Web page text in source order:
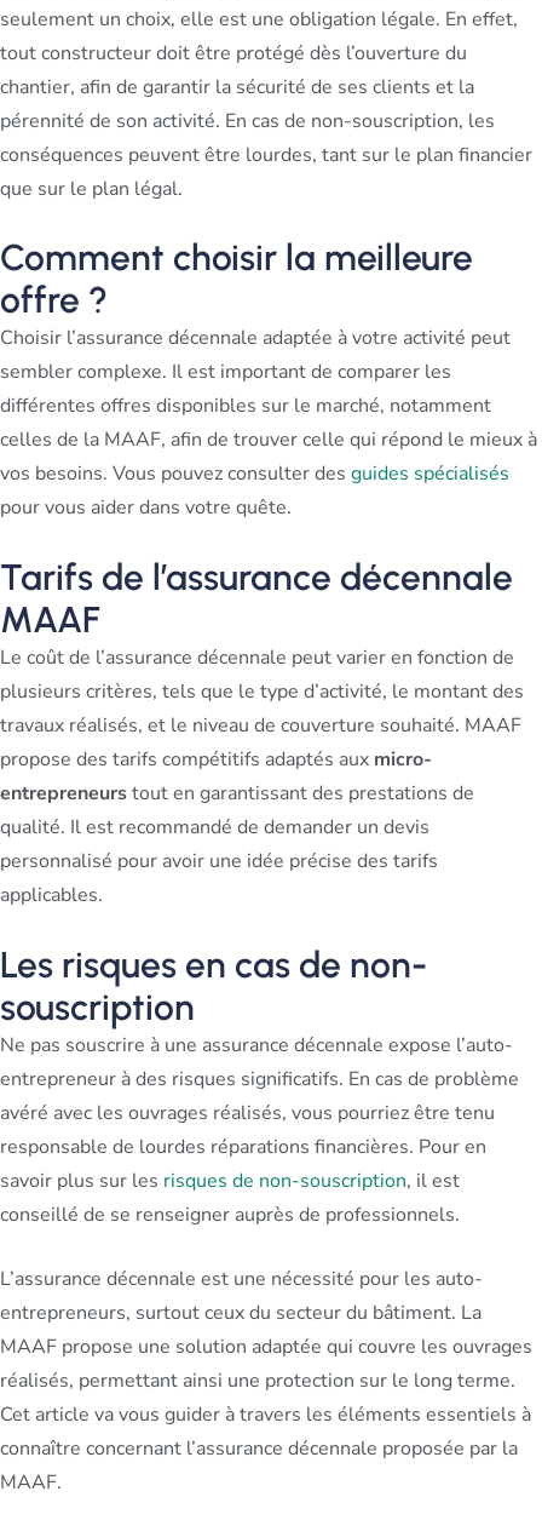
seulement un choix, elle est une obligation légale. En effet,
tout constructeur doit être protégé dès l’ouverture du
chantier, afin de garantir la sécurité de ses clients et la
pérennité de son activité. En cas de non-souscription, les
conséquences peuvent être lourdes, tant sur le plan financier
que sur le plan légal.
Comment choisir la meilleure
offre ?
Choisir l’assurance décennale adaptée à votre activité peut
sembler complexe. Il est important de comparer les
différentes offres disponibles sur le marché, notamment
celles de la MAAF, afin de trouver celle qui répond le mieux à
vos besoins. Vous pouvez consulter des guides spécialisés
pour vous aider dans votre quête.
Tarifs de l’assurance décennale
MAAF
Le coût de l’assurance décennale peut varier en fonction de
plusieurs critères, tels que le type d’activité, le montant des
travaux réalisés, et le niveau de couverture souhaité. MAAF
propose des tarifs compétitifs adaptés aux micro-
entrepreneurstout en garantissant des prestations de
qualité. Il est recommandé de demander un devis
personnalisé pour avoir une idée précise des tarifs
applicables.
Les risques en cas de non-
souscription
Ne pas souscrire à une assurance décennale expose l’auto-
entrepreneur à des risques significatifs. En cas de problème
avéré avec les ouvrages réalisés, vous pourriez être tenu
responsable de lourdes réparations financières. Pour en
savoir plus sur les risques de non-souscription, il est
conseillé de se renseigner auprès de professionnels.
L’assurance décennale est une nécessité pour les auto-
entrepreneurs, surtout ceux du secteur du bâtiment. La
MAAF propose une solution adaptée qui couvre les ouvrages
réalisés, permettant ainsi une protection sur le long terme.
Cet article va vous guider à travers les éléments essentiels à
connaître concernant l’assurance décennale proposée par la
MAAF.